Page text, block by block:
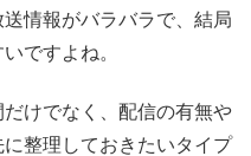
情報がバラバラで、結局
ですよね。
けでなく、配信の有無や
整理しておきたいタイプ